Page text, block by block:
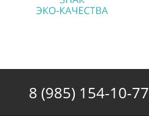
8 (985) 154-10-77